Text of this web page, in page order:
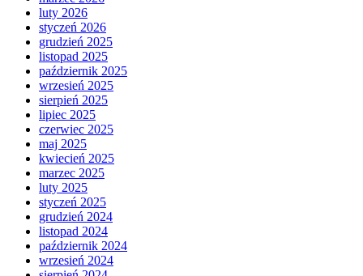
luty 2026
styczeń 2026
grudzień 2025
listopad 2025
październik 2025
wrzesień 2025
sierpień 2025
lipiec 2025
czerwiec 2025
maj 2025
kwiecień 2025
marzec 2025
luty 2025
styczeń 2025
grudzień 2024
listopad 2024
październik 2024
wrzesień 2024